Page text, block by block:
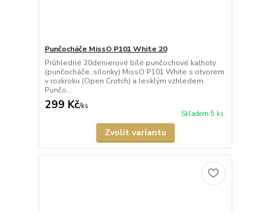
Punčocháče MissO P101 White 20
Průhledné 20denierové bílé punčochové kalhoty
(punčocháče, silonky) MissO P101 White s otvorem
v rozkroku (Open Crotch) a lesklým vzhledem.
Punčo...
299 Kč/ks
Skladem 5 ks
Zvolit variantu